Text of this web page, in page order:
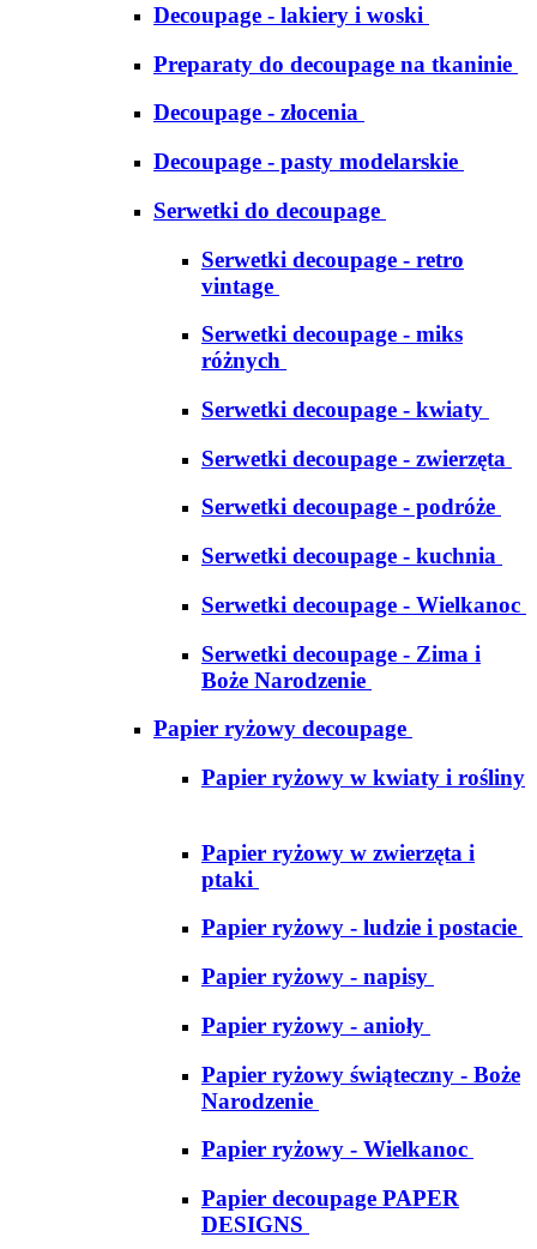
Decoupage - lakiery i woski
Preparaty do decoupage na tkaninie
Decoupage - złocenia
Decoupage - pasty modelarskie
Serwetki do decoupage
Serwetki decoupage - retro
vintage
Serwetki decoupage - miks
różnych
Serwetki decoupage - kwiaty
Serwetki decoupage - zwierzęta
Serwetki decoupage - podróże
Serwetki decoupage - kuchnia
Serwetki decoupage - Wielkanoc
Serwetki decoupage - Zima i
Boże Narodzenie
Papier ryżowy decoupage
Papier ryżowy w kwiaty i rośliny
Papier ryżowy w zwierzęta i
ptaki
Papier ryżowy - ludzie i postacie
Papier ryżowy - napisy
Papier ryżowy - anioły
Papier ryżowy świąteczny - Boże
Narodzenie
Papier ryżowy - Wielkanoc
Papier decoupage PAPER
DESIGNS